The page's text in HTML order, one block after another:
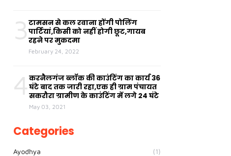
3 टामसन से कल रवाना होंगी पोलिंग
पार्टियां,किसी को नहीं होगी छूट,गायब
रहने पर मुकदमा
February 24, 2022
4 करनैलगंज ब्लॉक की काउंटिंग का कार्य 36
घंटे बाद तक जारी रहा,एक ही ग्राम पंचायत
सकरौरा ग्रामीण के काउंटिंग में लगे 24 घंटे
May 03, 2021
Categories
Ayodhya (1)